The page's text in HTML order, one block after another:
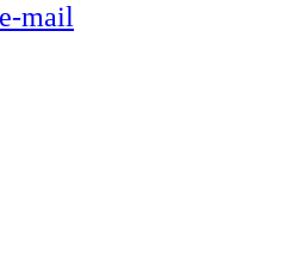
mail